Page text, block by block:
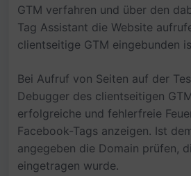
GTM verfahren und über den
Tag Assistant die Website
clientseitige GTM eingebunden
Bei Aufruf von Seiten auf der
Debugger des clientseitigen
erfolgreiche und fehlerfreie
Facebook-Tags anzeigen. Ist
angegeben die Domain prüfen,
eingetragen wurde.